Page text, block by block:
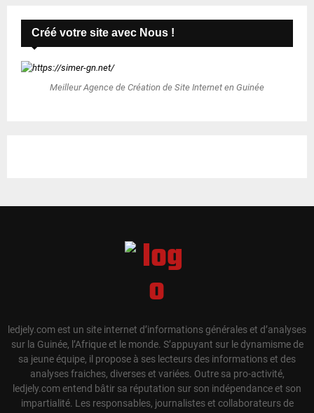
Créé votre site avec Nous !
Meilleur Agence de Création de Site Internet en Guinée
ledjely.com est un site internet d’informations générales et d’analyses
sur la Guinée, l’Afrique et le monde. S’appuyant sur le dynamisme de
sa jeune équipe, il propose à ses lecteurs des informations et des
analyses fraiches, diverses et variées. Outre sa pro-activité,
ledjely.com entend bâtir sa réputation sur son indépendance et son
impartialité. Les responsables, journalistes et collaborateurs de